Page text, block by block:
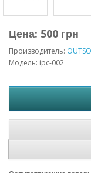
Цена: 500 грн
Производитель:
Модель: ipc-002